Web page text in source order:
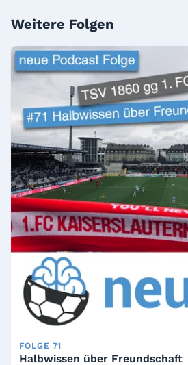
Weitere Folgen
FOLGE 71
Halbwissen über Freundschaft